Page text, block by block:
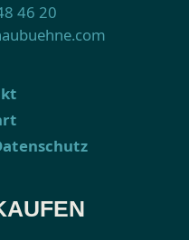
46 20